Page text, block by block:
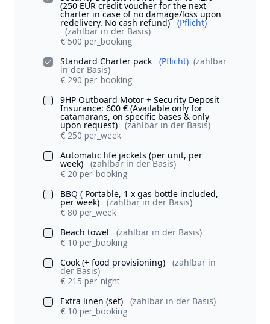
(250 EUR credit voucher for the next
charter in case of no damage/loss upon
redelivery. No cash refund) (Pflicht)
(zahlbar in der Basis)
€ 500 per_booking
Standard Charter pack
(Pflicht) (zahlbar
in der Basis)
€ 290 per_booking
9HP Outboard Motor + Security Deposit
Insurance: 600 € (Available only for
catamarans, on specific bases & only
upon request)
(zahlbar in der Basis)
€ 250 per_week
Automatic life jackets (per unit, per
week)
(zahlbar in der Basis)
€ 20 per_booking
BBQ ( Portable, 1 x gas bottle included,
per week)
(zahlbar in der Basis)
€ 80 per_week
Beach towel
(zahlbar in der Basis)
€ 10 per_booking
Cook (+ food provisioning)
(zahlbar in
der Basis)
€ 215 per_night
Extra linen (set)
(zahlbar in der Basis)
€ 10 per_booking